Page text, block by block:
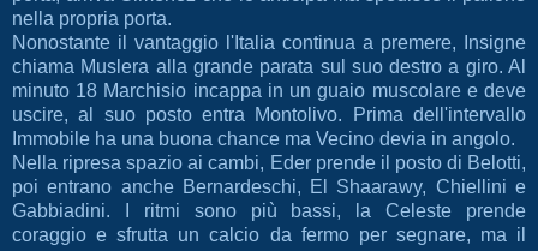
nella propria porta.
Nonostante il vantaggio l'Italia continua a premere, Insigne
chiama Muslera alla grande parata sul suo destro a giro. Al
minuto 18 Marchisio incappa in un guaio muscolare e deve
uscire, al suo posto entra Montolivo. Prima dell'intervallo
Immobile ha una buona chance ma Vecino devia in angolo.
Nella ripresa spazio ai cambi, Eder prende il posto di Belotti,
poi entrano anche Bernardeschi, El Shaarawy, Chiellini e
Gabbiadini. I ritmi sono più bassi, la Celeste prende
coraggio e sfrutta un calcio da fermo per segnare, ma il